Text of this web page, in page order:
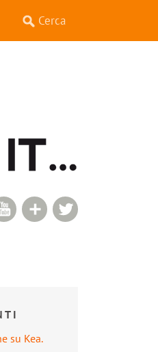
Google+
YouTube
su Kea.